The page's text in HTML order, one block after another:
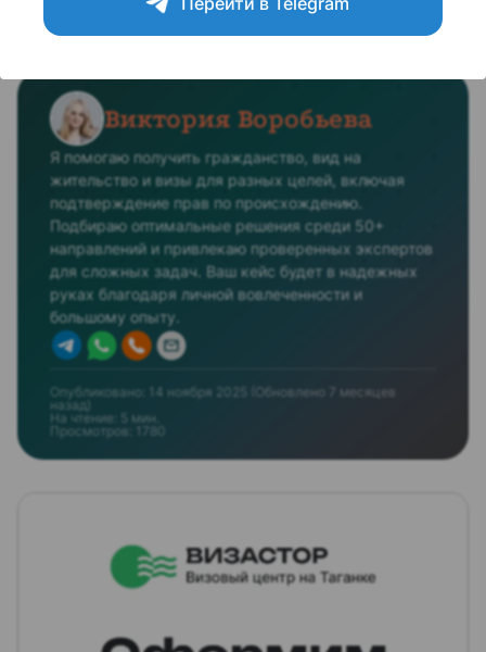
черногорского резидентства.
Виктория Воробьева
Я помогаю получить гражданство, вид на
жительство и визы для разных целей, включая
подтверждение прав по происхождению.
Подбираю оптимальные решения среди 50+
направлений и привлекаю проверенных экспертов
для сложных задач. Ваш кейс будет в надежных
руках благодаря личной вовлеченности и
большому опыту.
Опубликовано: 14 ноября 2025 (Обновлено
7 месяцев
назад
На чтение: 5 мин.
Просмотров:
1780